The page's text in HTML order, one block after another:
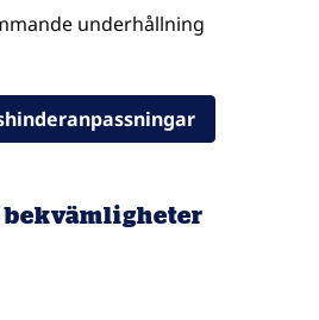
underhållning
bekvämligheter